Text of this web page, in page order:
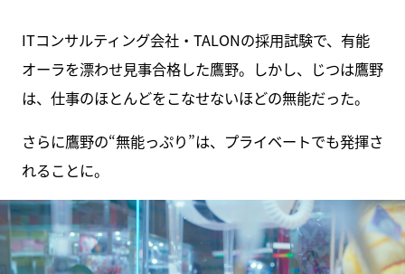
ITコンサルティング会社・TALONの採用試験で、有能
オーラを漂わせ見事合格した鷹野。しかし、じつは鷹野
は、仕事のほとんどをこなせないほどの無能だった。
さらに鷹野の“無能っぷり”は、プライベートでも発揮さ
れることに。